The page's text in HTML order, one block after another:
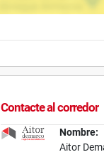
Contacte al corredor
Nombre:
Aitor